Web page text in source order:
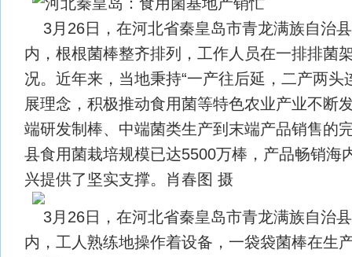
3月26日，在河北省秦皇岛市青龙满族自治
内，根根菌棒整齐排列，工作人员在一排排菌
况。近年来，当地秉持“一产往后延，二产两头
展理念，积极推动食用菌等特色农业产业不断
端研发制棒、中端菌类生产到末端产品销售的
县食用菌栽培规模已达5500万棒，产品畅销海
兴提供了坚实支撑。肖春图 摄
3月26日，在河北省秦皇岛市青龙满族自治
内，工人熟练地操作着设备，一袋袋菌棒在生